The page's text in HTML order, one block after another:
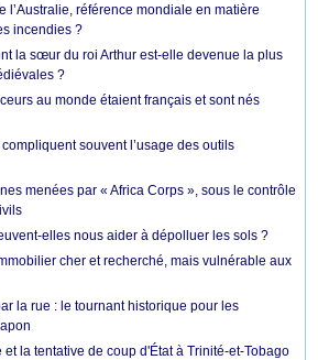
l’Australie, référence mondiale en matière
incendies ?
la sœur du roi Arthur est-elle devenue la plus
?
au monde étaient français et sont nés
souvent l’usage des outils
menées par « Africa Corps », sous le contrôle
elles nous aider à dépolluer les sols ?
cher et recherché, mais vulnérable aux
la rue : le tournant historique pour les
la tentative de coup d'État à Trinité-et-Tobago